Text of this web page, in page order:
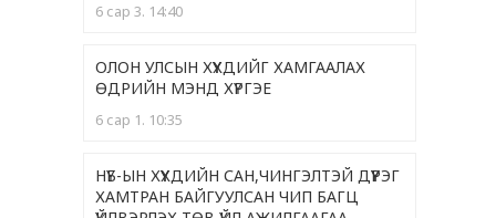
6 сар 3. 14:40
ОЛОН УЛСЫН ХҮҮХДИЙГ ХАМГААЛАХ
ӨДРИЙН МЭНД ХҮРГЭЕ
6 сар 1. 10:35
НҮБ-ЫН ХҮҮХДИЙН САН,ЧИНГЭЛТЭЙ ДҮҮРЭГ
ХАМТРАН БАЙГУУЛСАН ЧИП БАГЦ